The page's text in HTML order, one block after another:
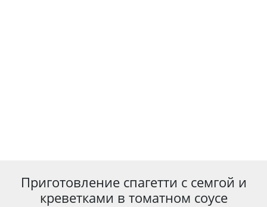
Приготовление спагетти с семгой и
креветками в томатном соусе